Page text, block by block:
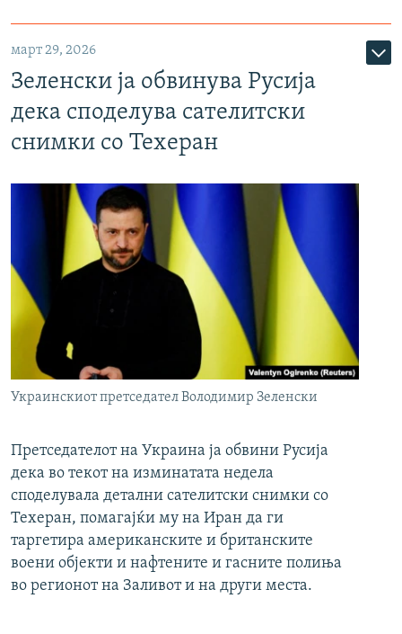
март 29, 2026
Зеленски ја обвинува Русија
дека споделува сателитски
снимки со Техеран
Украинскиот претседател Володимир Зеленски
Претседателот на Украина ја обвини Русија
дека во текот на изминатата недела
споделувала детални сателитски снимки со
Техеран, помагајќи му на Иран да ги
таргетира американските и британските
воени објекти и нафтените и гасните полиња
во регионот на Заливот и на други места.